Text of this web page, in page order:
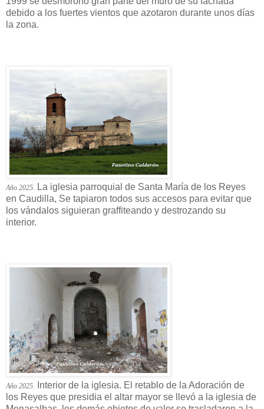
debido a los fuertes vientos que azotaron durante unos días
la zona.
Año 2025.
La iglesia parroquial de Santa María de los Reyes
en Caudilla, Se tapiaron todos sus accesos para evitar que
los vándalos siguieran graffiteando y destrozando su
interior.
Año 2025.
Interior de la iglesia. El retablo de la Adoración de
los Reyes que presidia el altar mayor se llevó a la iglesia de